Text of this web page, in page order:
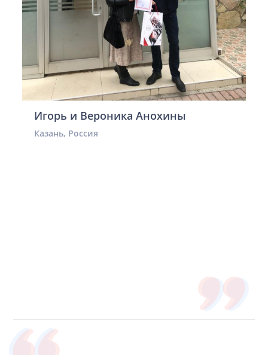
Игорь и Вероника Анохины
Казань, Россия